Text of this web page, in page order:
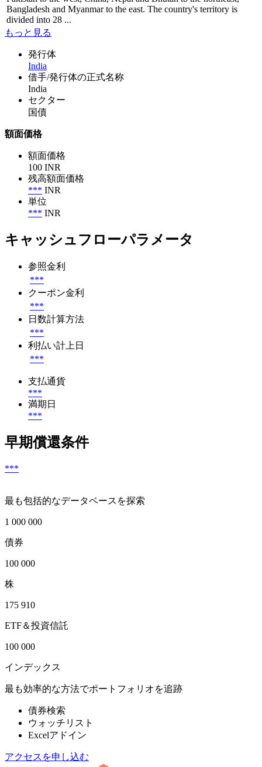
Bangladesh and Myanmar to the east. The country's territory is
divided into 28 ...
もっと見る
発行体
India
借手/発行体の正式名称
India
セクター
国債
額面価格
額面価格
100 INR
残高額面価格
*** INR
単位
*** INR
キャッシュフローパラメータ
参照金利
***
クーポン金利
***
日数計算方法
***
利払い計上日
***
支払通貨
***
満期日
***
早期償還条件
***
最も包括的なデータベースを探索
1 000 000
債券
100 000
株
175 910
ETF＆投資信託
100 000
インデックス
最も効率的な方法でポートフォリオを追跡
債券検索
ウォッチリスト
Excelアドイン
アクセスを申し込む